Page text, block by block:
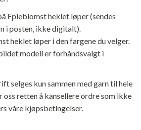
Epleblomst heklet løper (sendes
i posten, ikke digitalt).
heklet løper i den fargene du velger.
modell er forhåndsvalgt i
selges kun sammen med garn til hele
retten å kansellere ordre som ikke
våre kjøpsbetingelser.